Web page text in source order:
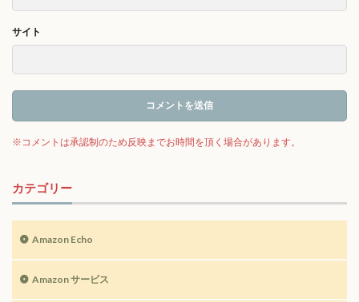
サイト
カテゴリー
Amazon Echo
Amazon サービス